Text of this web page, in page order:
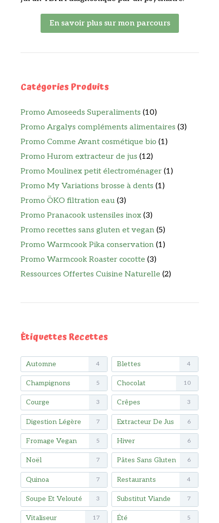
En savoir plus sur mon parcours
Catégories Produits
Promo Amoseeds Superaliments (10)
Promo Argalys compléments alimentaires (3)
Promo Comme Avant cosmétique bio (1)
Promo Hurom extracteur de jus (12)
Promo Moulinex petit électroménager (1)
Promo My Variations brosse à dents (1)
Promo ÖKO filtration eau (3)
Promo Pranacook ustensiles inox (3)
Promo recettes sans gluten et vegan (5)
Promo Warmcook Pika conservation (1)
Promo Warmcook Roaster cocotte (3)
Ressources Offertes Cuisine Naturelle (2)
Étiquettes Recettes
Automne 4 Blettes 4
Champignons 5 Chocolat 10
Courge 3 Crêpes 3
Digestion Légère 7 Extracteur De Jus 6
Fromage Vegan 5 Hiver 6
Noël 7 Pâtes Sans Gluten 6
Quinoa 7 Restaurants 4
Soupe Et Velouté 3 Substitut Viande 7
Vitaliseur 17 Été 5